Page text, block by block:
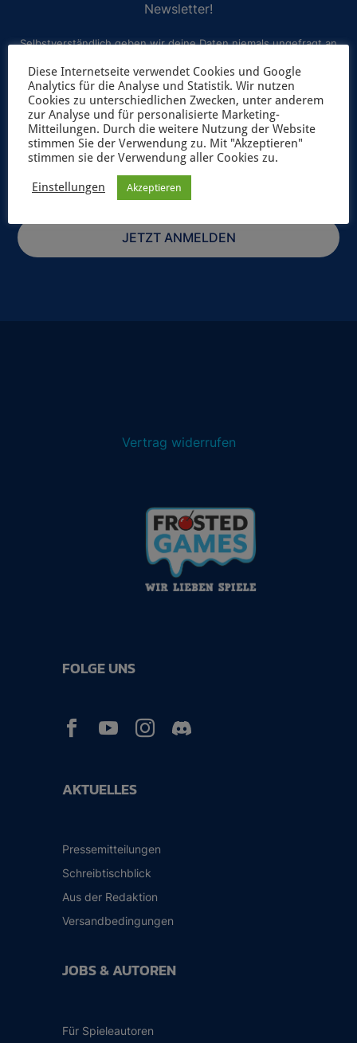
Newsletter!
Selbstverständlich geben wir deine Daten niemals ungefragt an
Dritte weiter. Weitere Informationen zum Newsletterversand
findest du in unsererDatenschutzerklärung.
JETZT ANMELDEN
Vertrag widerrufen
AKTUELLES
Pressemitteilungen
Schreibtischblick
Aus der Redaktion
Versandbedingungen
JOBS & AUTOREN
Für Spieleautoren
FOLGE UNS
  
Diese Internetseite verwendet Cookies und Google
Analytics für die Analyse und Statistik. Wir nutzen
Cookies zu unterschiedlichen Zwecken, unter anderem
zur Analyse und für personalisierte Marketing-
Mitteilungen. Durch die weitere Nutzung der Website
stimmen Sie der Verwendung zu. Mit "Akzeptieren"
stimmen sie der Verwendung aller Cookies zu.
Einstellungen Akzeptieren